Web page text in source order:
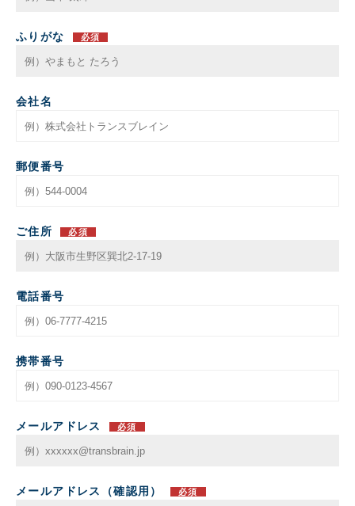
ふりがな 必須
会社名
郵便番号
ご住所 必須
電話番号
携帯番号
メールアドレス 必須
メールアドレス（確認用） 必須